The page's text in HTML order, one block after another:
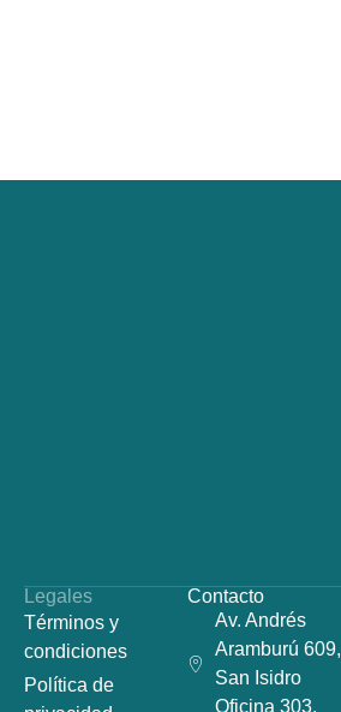
Legales
Términos y
condiciones
Política de
Contacto
Av. Andrés
Aramburú 609,
San Isidro
Oficina 303.